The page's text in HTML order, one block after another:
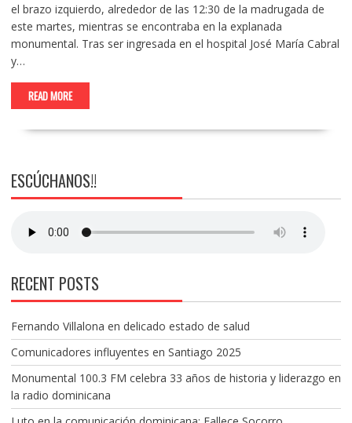
el brazo izquierdo, alrededor de las 12:30 de la madrugada de
este martes, mientras se encontraba en la explanada
monumental. Tras ser ingresada en el hospital José María Cabral
y…
READ MORE
ESCÚCHANOS!!
RECENT POSTS
Fernando Villalona en delicado estado de salud
Comunicadores influyentes en Santiago 2025
Monumental 100.3 FM celebra 33 años de historia y liderazgo en
la radio dominicana